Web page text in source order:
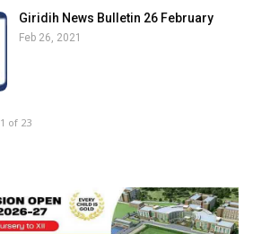
Giridih News Bulletin 26 February
Feb 26, 2021
1 of 23